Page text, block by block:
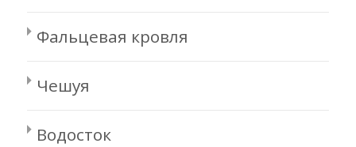
Фальцевая кровля
Чешуя
Водосток